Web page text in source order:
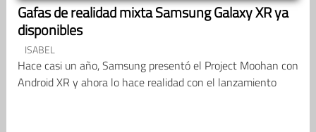
Gafas de realidad mixta Samsung Galaxy XR ya
disponibles
ISABEL
Hace casi un año, Samsung presentó el Project Moohan con
Android XR y ahora lo hace realidad con el lanzamiento